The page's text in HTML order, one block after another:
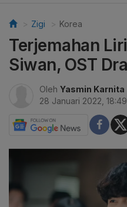
Zigi Korea
Terjemahan
Siwan, OST
Oleh Yasmin Karnita
28 Januari 2022, 18:49